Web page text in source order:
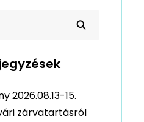
2026.08.13-15.
zárvatartásról